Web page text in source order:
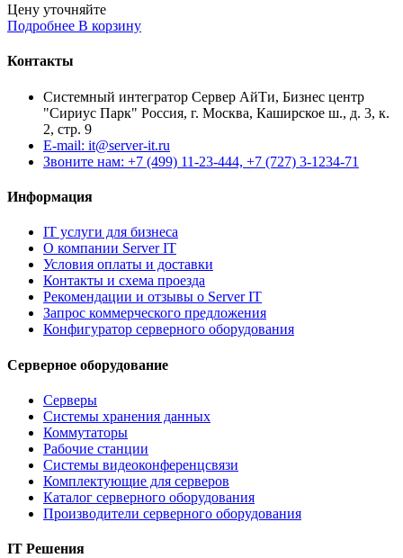
Цену уточняйте
Подробнее В корзину
Контакты
Системный интегратор Сервер АйТи, Бизнес центр
"Сириус Парк" Россия, г. Москва, Каширское ш., д. 3, к.
2, стр. 9
E-mail: it@server-it.ru
Звоните нам: +7 (499) 11-23-444, +7 (727) 3-1234-71
Информация
IT услуги для бизнеса
О компании Server IT
Условия оплаты и доставки
Контакты и схема проезда
Рекомендации и отзывы о Server IT
Запрос коммерческого предложения
Конфигуратор серверного оборудования
Серверное оборудование
Серверы
Системы хранения данных
Коммутаторы
Рабочие станции
Системы видеоконференцсвязи
Комплектующие для серверов
Каталог серверного оборудования
Производители серверного оборудования
IT Решения